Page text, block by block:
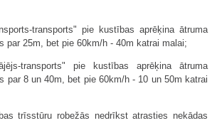
transports" pie kustības aprēķina ātruma
par 25m, bet pie 60km/h - 40m katrai malai;
transports" pie kustības aprēķina ātruma
par 8 un 40m, bet pie 60km/h - 10 un 50m katrai
trīsstūru robežās nedrīkst atrasties nekādas